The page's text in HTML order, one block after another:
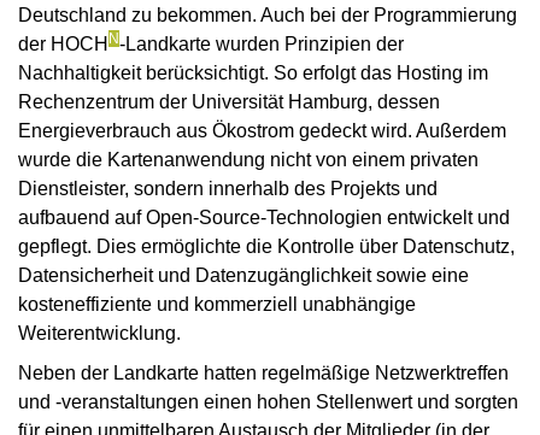
Deutschland zu bekommen. Auch bei der Programmierung
der HOCH N-Landkarte wurden Prinzipien der
Nachhaltigkeit berücksichtigt. So erfolgt das Hosting im
Rechenzentrum der Universität Hamburg, dessen
Energieverbrauch aus Ökostrom gedeckt wird. Außerdem
wurde die Kartenanwendung nicht von einem privaten
Dienstleister, sondern innerhalb des Projekts und
aufbauend auf Open-Source-Technologien entwickelt und
gepflegt. Dies ermöglichte die Kontrolle über Datenschutz,
Datensicherheit und Datenzugänglichkeit sowie eine
kosteneffiziente und kommerziell unabhängige
Weiterentwicklung.
Neben der Landkarte hatten regelmäßige Netzwerktreffen
und -veranstaltungen einen hohen Stellenwert und sorgten